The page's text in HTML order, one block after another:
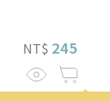
NT$ 245